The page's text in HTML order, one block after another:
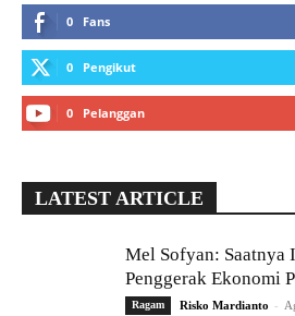
0 Fans
0 Pengikut
0 Pelanggan
LATEST ARTICLE
Mel Sofyan: Saatnya
Penggerak Ekonomi
Ragam Risko Mardianto -